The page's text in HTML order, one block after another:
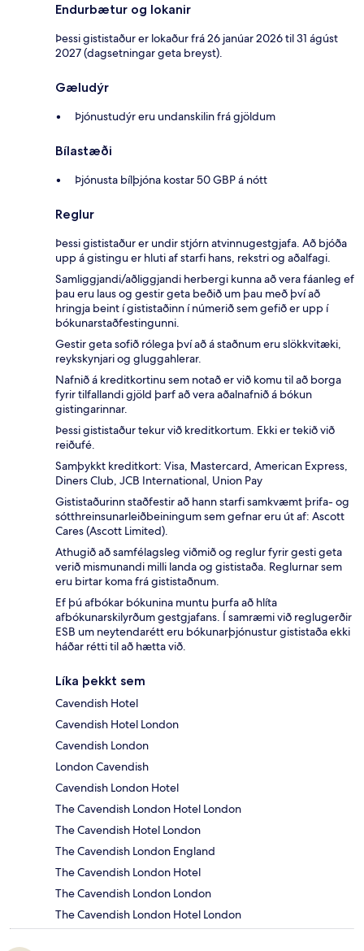
Endurbætur og lokanir
Þessi gististaður er lokaður frá 26 janúar 2026 til 31 ágúst
2027 (dagsetningar geta breyst).
Gæludýr
Þjónustudýr eru undanskilin frá gjöldum
Bílastæði
Þjónusta bílþjóna kostar 50 GBP á nótt
Reglur
Þessi gististaður er undir stjórn atvinnugestgjafa. Að bjóða
upp á gistingu er hluti af starfi hans, rekstri og aðalfagi.
Samliggjandi/aðliggjandi herbergi kunna að vera fáanleg ef
þau eru laus og gestir geta beðið um þau með því að
hringja beint í gististaðinn í númerið sem gefið er upp í
bókunarstaðfestingunni.
Gestir geta sofið rólega því að á staðnum eru slökkvitæki,
reykskynjari og gluggahlerar.
Nafnið á kreditkortinu sem notað er við komu til að borga
fyrir tilfallandi gjöld þarf að vera aðalnafnið á bókun
gistingarinnar.
Þessi gististaður tekur við kreditkortum. Ekki er tekið við
reiðufé.
Samþykkt kreditkort: Visa, Mastercard, American Express,
Diners Club, JCB International, Union Pay
Gististaðurinn staðfestir að hann starfi samkvæmt þrifa- og
sótthreinsunarleiðbeiningum sem gefnar eru út af: Ascott
Cares (Ascott Limited).
Athugið að samfélagsleg viðmið og reglur fyrir gesti geta
verið mismunandi milli landa og gististaða. Reglurnar sem
eru birtar koma frá gististaðnum.
Ef þú afbókar bókunina muntu þurfa að hlíta
afbókunarskilyrðum gestgjafans. Í samræmi við reglugerðir
ESB um neytendarétt eru bókunarþjónustur gististaða ekki
háðar rétti til að hætta við.
Líka þekkt sem
Cavendish Hotel
Cavendish Hotel London
Cavendish London
London Cavendish
Cavendish London Hotel
The Cavendish London Hotel London
The Cavendish Hotel London
The Cavendish London England
The Cavendish London Hotel
The Cavendish London London
The Cavendish London Hotel London